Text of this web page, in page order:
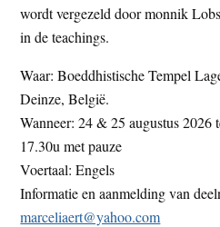
wordt vergezeld door monnik
in de teachings.
Waar: Boeddhistische Tempel
Deinze, België.
Wanneer: 24 & 25 augustus 2026
17.30u met pauze
Voertaal: Engels
Informatie en aanmelding van
marceliaert@yahoo.com